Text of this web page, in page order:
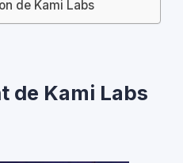
de Kami Labs
de Kami Labs